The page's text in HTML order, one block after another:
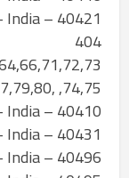
40421 – BPL Mobile Mumbai – India
404
,74,75 ,76,77,79,80 – CellOne – India
40410 – Airtel – Delhi – India
40431 – AirTel – Kolkata – India
40496 – AirTel – Haryana – India